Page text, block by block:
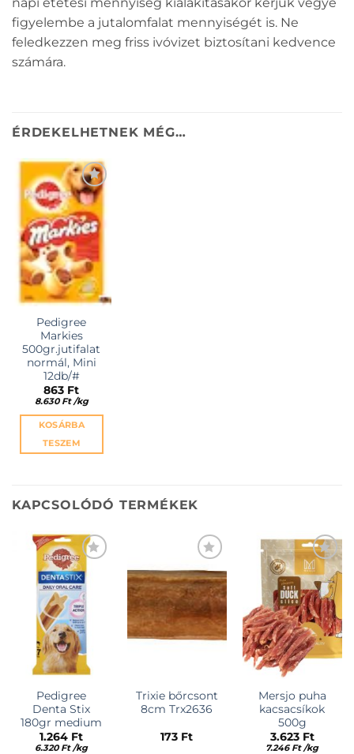
figyelembe a jutalomfalat mennyiségét is. Ne
feledkezzen meg friss ivóvizet biztosítani kedvence
számára.
ÉRDEKELHETNEK MÉG…
KEDVENCEKHEZ
Pedigree
Markies
500gr.jutifalat
normál, Mini
12db/#
863 Ft
8.630Ft /kg
KOSÁRBA
TESZEM
KAPCSOLÓDÓ TERMÉKEK
KEDVENCEKHEZ
Pedigree
Denta Stix
180gr medium
1.264 Ft
6.320Ft /kg
KEDVENCEKHEZ
Trixie bőrcsont
8cm Trx2636
173 Ft
KEDVENCEKHEZ
Mersjo puha
kacsacsíkok
500g
3.623 Ft
7.246 Ft /kg